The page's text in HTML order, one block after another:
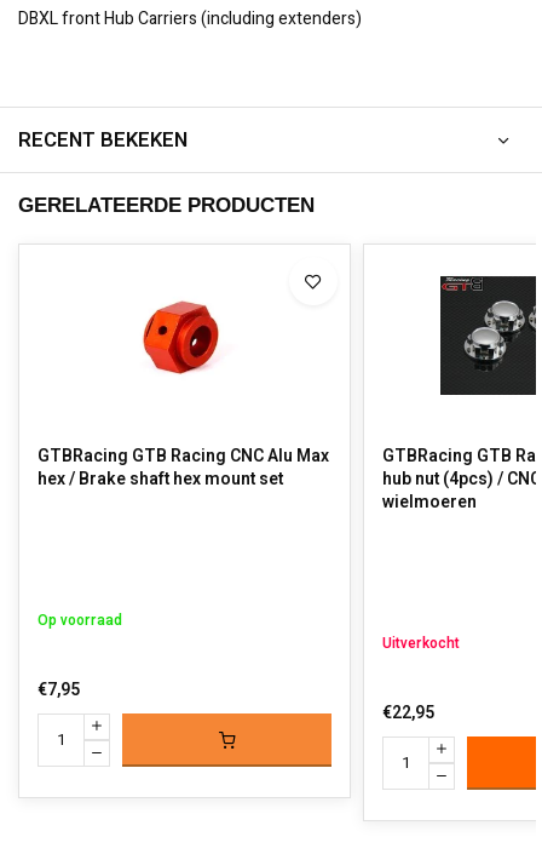
DBXL front Hub Carriers (including extenders)
RECENT BEKEKEN
GERELATEERDE PRODUCTEN
GTBRacing GTB Racing CNC Alu Max
hex / Brake shaft hex mount set
Op voorraad
€7,95
GTBRacing GTB
hub nut (4pcs) / CNC Alloy
wielmoeren
Uitverkocht
€22,95